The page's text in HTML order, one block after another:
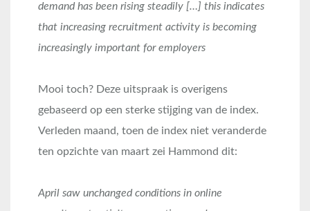
demand has been rising steadily […] this indicates
that increasing recruitment activity is becoming
increasingly important for employers
Mooi toch? Deze uitspraak is overigens
gebaseerd op een sterke stijging van de index.
Verleden maand, toen de index niet veranderde
ten opzichte van maart zei Hammond dit:
April saw unchanged conditions in online